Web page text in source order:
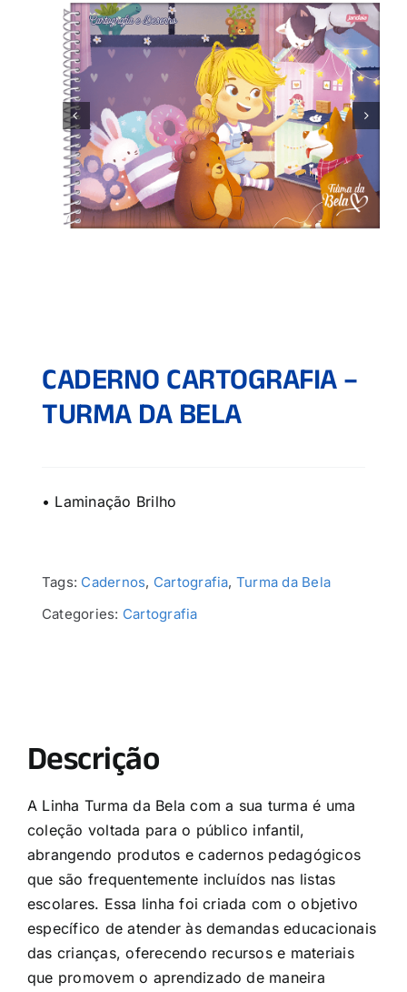
CADERNO CARTOGRAFIA –
TURMA DA BELA
• Laminação Brilho
Tags: Cadernos, Cartografia, Turma da Bela
Categories: Cartografia
Descrição
A Linha Turma da Bela com a sua turma é uma
coleção voltada para o público infantil,
abrangendo produtos e cadernos pedagógicos
que são frequentemente incluídos nas listas
escolares. Essa linha foi criada com o objetivo
específico de atender às demandas educacionais
das crianças, oferecendo recursos e materiais
que promovem o aprendizado de maneira